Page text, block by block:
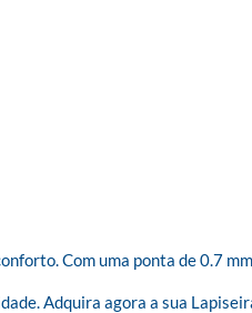
Com uma ponta de 0.7
Adquira agora a sua